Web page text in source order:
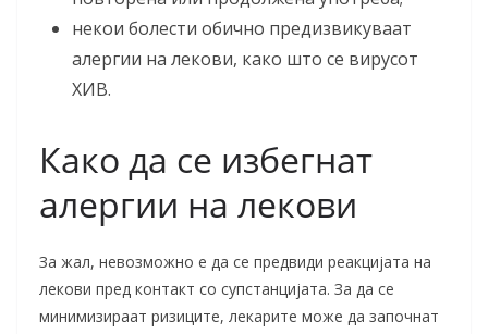
некои болести обично предизвикуваат
алергии на лекови, како што се вирусот
ХИВ.
Како да се избегнат
алергии на лекови
За жал, невозможно е да се предвиди реакцијата на
лекови пред контакт со супстанцијата. За да се
минимизираат ризиците, лекарите може да започнат